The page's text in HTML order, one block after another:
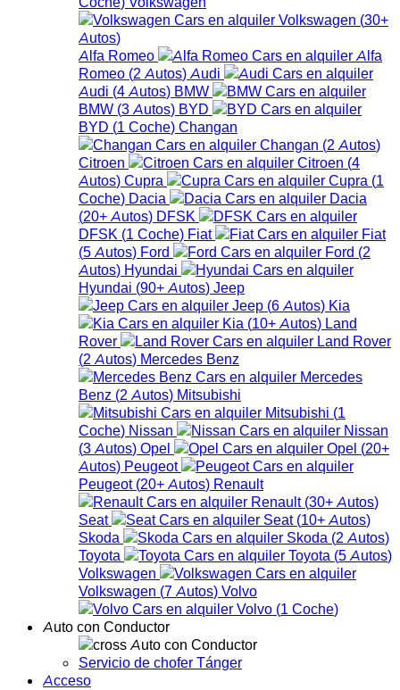
Volkswagen (30+
Autos)
Alfa Romeo
Alfa
Romeo (2 Autos) Audi
Audi (4 Autos) BMW
BMW (3 Autos) BYD
BYD (1 Coche) Changan
Changan (2 Autos)
Citroen
Citroen (4
Autos) Cupra Cupra (1
Coche) Dacia
Dacia
(20+ Autos) DFSK
DFSK (1 Coche) Fiat
Fiat
(5 Autos) Ford Ford (2
Autos) Hyundai
Hyundai (90+ Autos) Jeep
Jeep (6 Autos) Kia
Kia (10+ Autos) Land
Rover
Land Rover
(2 Autos) Mercedes Benz
Mercedes
Benz (2 Autos) Mitsubishi
Mitsubishi (1
Coche) Nissan
Nissan
(3 Autos) Opel Opel (20+
Autos) Peugeot
Peugeot (20+ Autos) Renault
Renault (30+ Autos)
Seat
Seat (10+ Autos)
Skoda
Skoda (2 Autos)
Toyota
Toyota (5 Autos)
Volkswagen
Volkswagen (7 Autos) Volvo
Volvo (1 Coche)
Auto con Conductor
Auto con Conductor
Servicio de chofer Tánger
Acceso